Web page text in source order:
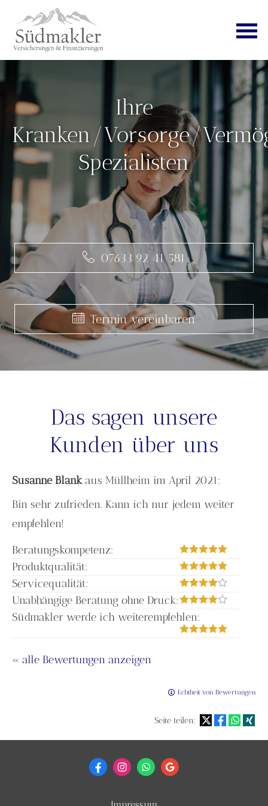
Ihre
Kranken/Vorsorge/
Spezialisten
07633 92 41 581
Termin ver­ein­baren
07633 92 41 581
Termin ver­ein­baren
07633 92 41 581
Termin ver­ein­baren
Das sagen unsere
Kunden über uns
Susanne Blankaus Müllheim im April 2021:
Bin sehr zufrieden. Kann ich nur jedem weiter
empfehlen!
Beratungskompetenz:
Produktqualität:
Servicequalität:
Unabhängige Beratung ohne Druck:
Südmakler werde ich weiterempfehlen:
« alle Bewertungen anzeigen
Echtheit von Bewertungen
Seite teilen: